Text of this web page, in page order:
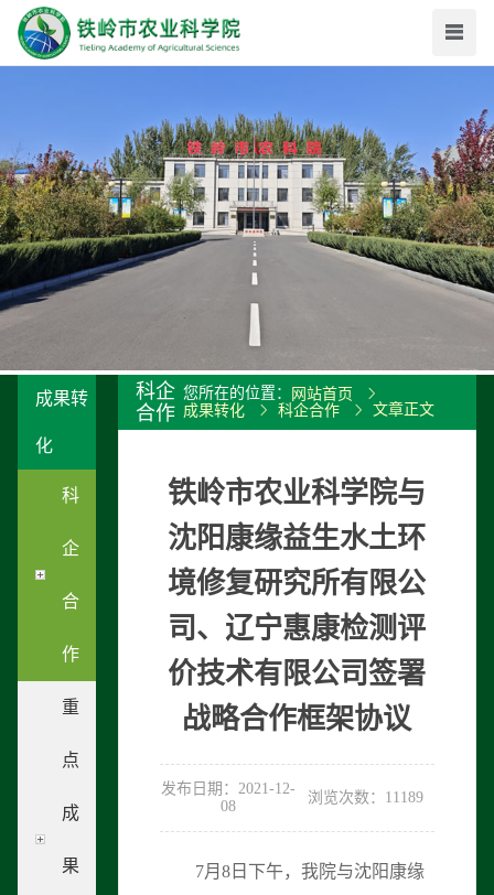
成果转
化
科
企
合
作
重
点
成
果
科企
合作
您所在的位置：
网站首页
成果转化
科企合作 文章正文
铁岭市农业科学院与
沈阳康缘益生水土环
境修复研究所有限公
司、辽宁惠康检测评
价技术有限公司签署
战略合作框架协议
发布日期：2021-12-
08
浏览次数：11189
7月8日下午，我院与沈阳康缘